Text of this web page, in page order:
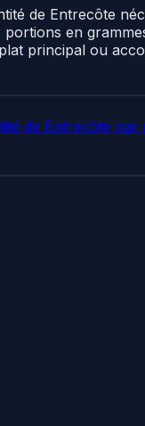
de Entrecôte
portions en
principal ou
de Entrecôte par